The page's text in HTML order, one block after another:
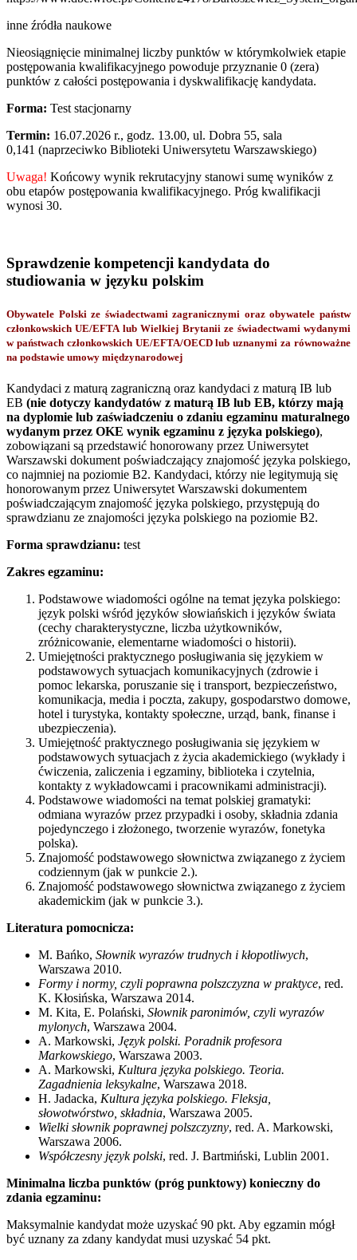
inne źródła naukowe
Nieosiągnięcie minimalnej liczby punktów w którymkolwiek etapie
postępowania kwalifikacyjnego powoduje przyznanie 0 (zera)
punktów z całości postępowania i dyskwalifikację kandydata.
Forma: Test stacjonarny
Termin: 16.07.2026 r., godz. 13.00, ul. Dobra 55, sala
0,141 (naprzeciwko Biblioteki Uniwersytetu Warszawskiego)
Uwaga! Końcowy wynik rekrutacyjny stanowi sumę wyników z
obu etapów postępowania kwalifikacyjnego. Próg kwalifikacji
wynosi 30.
Sprawdzenie kompetencji kandydata do
studiowania w języku polskim
Obywatele Polski ze świadectwami zagranicznymi oraz obywatele państw
członkowskich UE/EFTA lub Wielkiej Brytanii ze świadectwami wydanymi
w państwach członkowskich UE/EFTA/OECD lub uznanymi za równoważne
na podstawie umowy międzynarodowej
Kandydaci z maturą zagraniczną oraz kandydaci z maturą IB lub
EB (nie dotyczy kandydatów z maturą IB lub EB, którzy mają
na dyplomie lub zaświadczeniu o zdaniu egzaminu maturalnego
wydanym przez OKE wynik egzaminu z języka polskiego),
zobowiązani są przedstawić honorowany przez Uniwersytet
Warszawski dokument poświadczający znajomość języka polskiego,
co najmniej na poziomie B2. Kandydaci, którzy nie legitymują się
honorowanym przez Uniwersytet Warszawski dokumentem
poświadczającym znajomość języka polskiego, przystępują do
sprawdzianu ze znajomości języka polskiego na poziomie B2.
Forma sprawdzianu: test
Zakres egzaminu:
Podstawowe wiadomości ogólne na temat języka polskiego:
język polski wśród języków słowiańskich i języków świata
(cechy charakterystyczne, liczba użytkowników,
zróżnicowanie, elementarne wiadomości o historii).
Umiejętności praktycznego posługiwania się językiem w
podstawowych sytuacjach komunikacyjnych (zdrowie i
pomoc lekarska, poruszanie się i transport, bezpieczeństwo,
komunikacja, media i poczta, zakupy, gospodarstwo domowe,
hotel i turystyka, kontakty społeczne, urząd, bank, finanse i
ubezpieczenia).
Umiejętność praktycznego posługiwania się językiem w
podstawowych sytuacjach z życia akademickiego (wykłady i
ćwiczenia, zaliczenia i egzaminy, biblioteka i czytelnia,
kontakty z wykładowcami i pracownikami administracji).
Podstawowe wiadomości na temat polskiej gramatyki:
odmiana wyrazów przez przypadki i osoby, składnia zdania
pojedynczego i złożonego, tworzenie wyrazów, fonetyka
polska).
Znajomość podstawowego słownictwa związanego z życiem
codziennym (jak w punkcie 2.).
Znajomość podstawowego słownictwa związanego z życiem
akademickim (jak w punkcie 3.).
Literatura pomocnicza:
M. Bańko, Słownik wyrazów trudnych i kłopotliwych,
Warszawa 2010.
Formy i normy, czyli poprawna polszczyzna w praktyce, red.
K. Kłosińska, Warszawa 2014.
M. Kita, E. Polański, Słownik paronimów, czyli wyrazów
mylonych, Warszawa 2004.
A. Markowski, Język polski. Poradnik profesora
Markowskiego, Warszawa 2003.
A. Markowski, Kultura języka polskiego. Teoria.
Zagadnienia leksykalne, Warszawa 2018.
H. Jadacka, Kultura języka polskiego. Fleksja,
słowotwórstwo, składnia, Warszawa 2005.
Wielki słownik poprawnej polszczyzny, red. A. Markowski,
Warszawa 2006.
Współczesny język polski, red. J. Bartmiński, Lublin 2001.
Minimalna liczba punktów (próg punktowy) konieczny do
zdania egzaminu:
Maksymalnie kandydat może uzyskać 90 pkt. Aby egzamin mógł
być uznany za zdany kandydat musi uzyskać 54 pkt.